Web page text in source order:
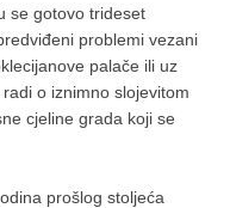
se gotovo trideset
problemi vezani
palače ili uz
o iznimno slojevitom
cjeline grada koji se
prošlog stoljeća